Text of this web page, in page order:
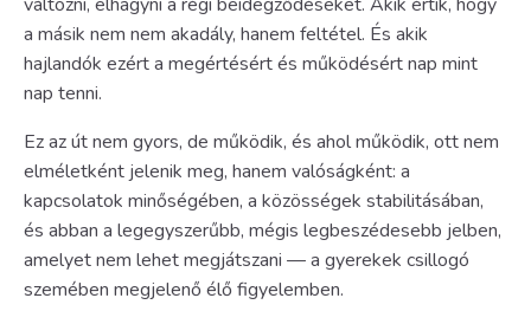
a másik nem nem akadály, hanem feltétel. És akik
hajlandók ezért a megértésért és működésért nap mint
nap tenni.
Ez az út nem gyors, de működik, és ahol működik, ott nem
elméletként jelenik meg, hanem valóságként: a
kapcsolatok minőségében, a közösségek stabilitásában,
és abban a legegyszerűbb, mégis legbeszédesebb jelben,
amelyet nem lehet megjátszani — a gyerekek csillogó
szemében megjelenő élő figyelemben.